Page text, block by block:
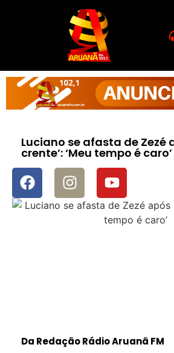
Luciano se afasta de Zezé
crente’: ‘Meu tempo é caro’
Da Redação Rádio Aruanã FM